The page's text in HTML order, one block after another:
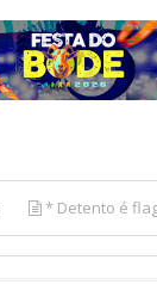
* Detento é
e 'vomita' dois